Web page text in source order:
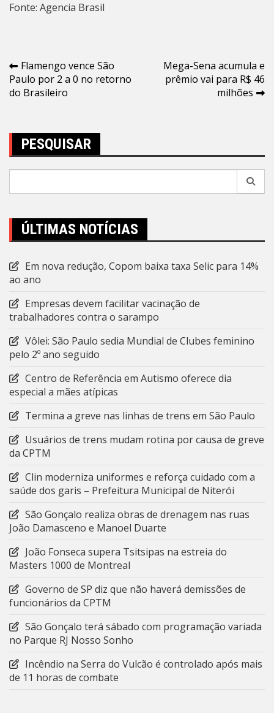
Fonte: Agencia Brasil
Navegação
de
Flamengo vence São
Paulo por 2 a 0 no retorno
do Brasileiro
Mega-Sena acumula e
prêmio vai para R$ 46
milhões
PESQUISAR
ÚLTIMAS NOTÍCIAS
Em nova redução, Copom baixa taxa Selic para 14%
ao ano
Empresas devem facilitar vacinação de
trabalhadores contra o sarampo
Vôlei: São Paulo sedia Mundial de Clubes feminino
pelo 2º ano seguido
Centro de Referência em Autismo oferece dia
especial a mães atípicas
Termina a greve nas linhas de trens em São Paulo
Usuários de trens mudam rotina por causa de greve
da CPTM
Clin moderniza uniformes e reforça cuidado com a
saúde dos garis – Prefeitura Municipal de Niterói
São Gonçalo realiza obras de drenagem nas ruas
João Damasceno e Manoel Duarte
João Fonseca supera Tsitsipas na estreia do
Masters 1000 de Montreal
Governo de SP diz que não haverá demissões de
funcionários da CPTM
São Gonçalo terá sábado com programação variada
no Parque RJ Nosso Sonho
Incêndio na Serra do Vulcão é controlado após mais
de 11 horas de combate